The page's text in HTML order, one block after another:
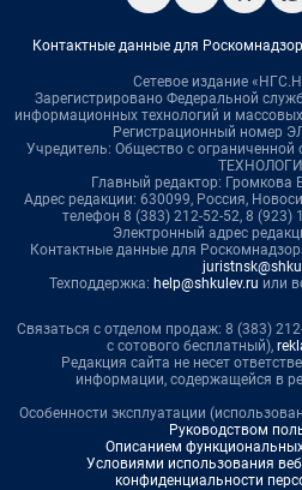
Контактные данные для
Сетевое издание
Зарегистрировано Федеральной
информационных технологий и
Регистрационный номер
Учредитель: Общество с
Главный редактор: Громкова
Адрес редакции: 630099, Россия,
телефон 8 (383) 212-52-52, 8 (923)
Электронный адрес
Контактные данные для
Техподдержка: help@shkulev.ru или
Связаться с отделом продаж: 8 (383)
с сотового бесплатный),
Редакция сайта не несет
информации, содержащейся в
Особенности эксплуатации
Руководством
Описанием
Условиями использования
конфиденциальности